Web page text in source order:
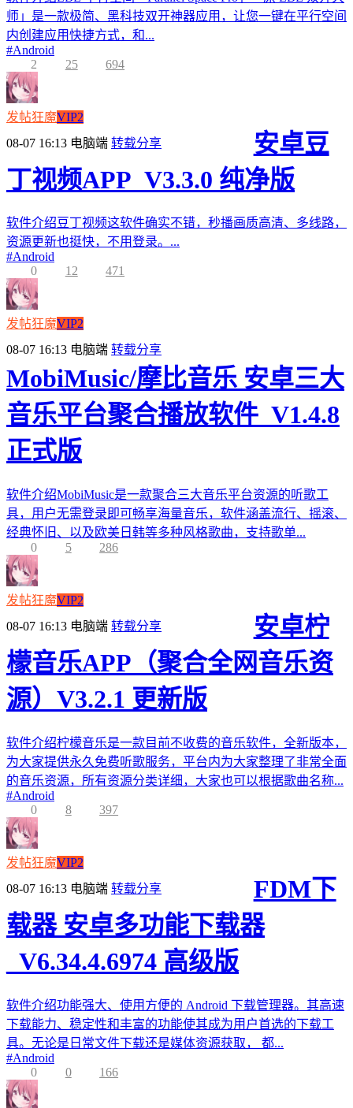
师」是一款极简、黑科技双开神器应用，让您一键在平行空间
内创建应用快捷方式，和...
#Android
2
25 694
发帖狂魔VIP2
08-07 16:13 电脑端 转载分享
安卓豆
丁视频APP_V3.3.0 纯净版
软件介绍豆丁视频这软件确实不错，秒播画质高清、多线路，
资源更新也挺快，不用登录。...
#Android
0
12 471
发帖狂魔VIP2
08-07 16:13 电脑端 转载分享
MobiMusic/摩比音乐 安卓三大
音乐平台聚合播放软件_V1.4.8
正式版
软件介绍MobiMusic是一款聚合三大音乐平台资源的听歌工
具，用户无需登录即可畅享海量音乐，软件涵盖流行、摇滚、
经典怀旧、以及欧美日韩等多种风格歌曲，支持歌单...
0
5 286
发帖狂魔VIP2
08-07 16:13 电脑端 转载分享
安卓柠
檬音乐APP（聚合全网音乐资
源）V3.2.1 更新版
软件介绍柠檬音乐是一款目前不收费的音乐软件，全新版本，
为大家提供永久免费听歌服务，平台内为大家整理了非常全面
的音乐资源，所有资源分类详细，大家也可以根据歌曲名称...
#Android
0
8 397
发帖狂魔VIP2
08-07 16:13 电脑端 转载分享
FDM下
载器 安卓多功能下载器
_V6.34.4.6974 高级版
软件介绍功能强大、使用方便的 Android 下载管理器。其高速
下载能力、稳定性和丰富的功能使其成为用户首选的下载工
具。无论是日常文件下载还是媒体资源获取， 都...
#Android
0
0 166